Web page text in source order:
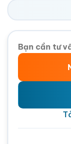
Bạn cần tư